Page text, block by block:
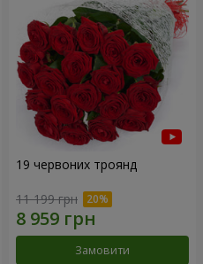
19 червоних троянд
11 199 грн
Замовити